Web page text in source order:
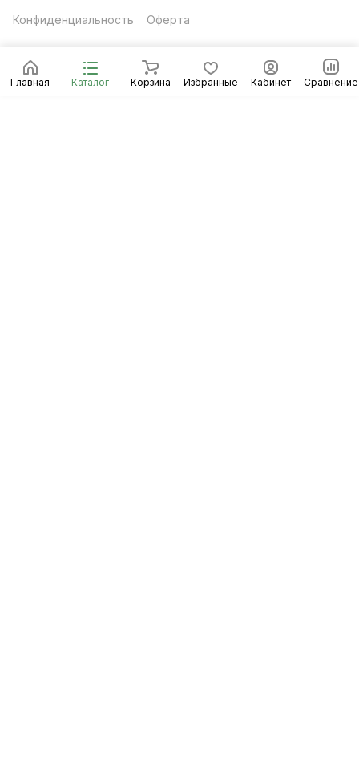
Главная Каталог Корзина Избранные Кабинет Сравнение
Конфиденциальность Оферта